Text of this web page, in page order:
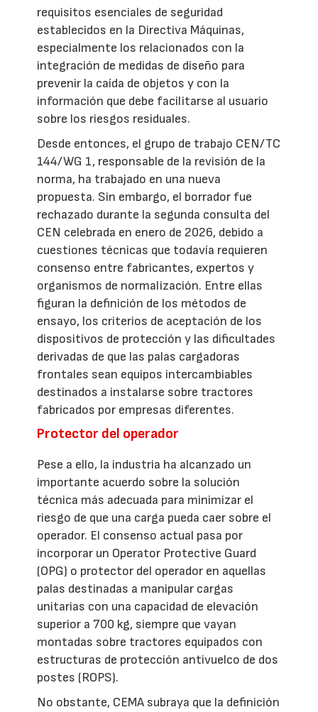
requisitos esenciales de seguridad
establecidos en la Directiva Máquinas,
especialmente los relacionados con la
integración de medidas de diseño para
prevenir la caída de objetos y con la
información que debe facilitarse al usuario
sobre los riesgos residuales.
Desde entonces, el grupo de trabajo CEN/TC
144/WG 1, responsable de la revisión de la
norma, ha trabajado en una nueva
propuesta. Sin embargo, el borrador fue
rechazado durante la segunda consulta del
CEN celebrada en enero de 2026, debido a
cuestiones técnicas que todavía requieren
consenso entre fabricantes, expertos y
organismos de normalización. Entre ellas
figuran la definición de los métodos de
ensayo, los criterios de aceptación de los
dispositivos de protección y las dificultades
derivadas de que las palas cargadoras
frontales sean equipos intercambiables
destinados a instalarse sobre tractores
fabricados por empresas diferentes.
Protector del operador
Pese a ello, la industria ha alcanzado un
importante acuerdo sobre la solución
técnica más adecuada para minimizar el
riesgo de que una carga pueda caer sobre el
operador. El consenso actual pasa por
incorporar un Operator Protective Guard
(OPG) o protector del operador en aquellas
palas destinadas a manipular cargas
unitarias con una capacidad de elevación
superior a 700 kg, siempre que vayan
montadas sobre tractores equipados con
estructuras de protección antivuelco de dos
postes (ROPS).
No obstante, CEMA subraya que la definición